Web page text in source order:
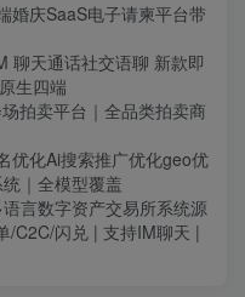
婚庆SaaS电子请柬平台带
聊天通话社交语聊 新款即
生四端
拍卖平台｜全品类拍卖商
优化Ai搜索推广优化geo优
｜全模型覆盖
语言数字资产交易所系统源
/C2C/闪兑 | 支持IM聊天 |